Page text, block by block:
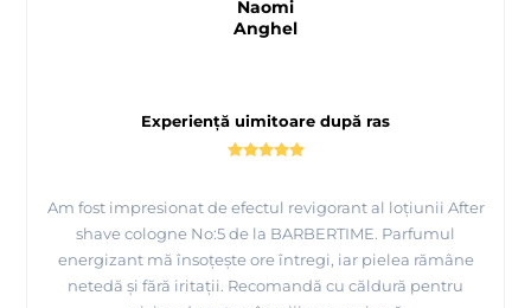
Experiență uimitoare după ras
Am fost impresionat de efectul revigorant al loțiunii After
shave cologne No:5 de la BARBERTIME. Parfumul
energizant mă însoțește ore întregi, iar pielea rămâne
netedă și fără iritații. Recomandă cu căldură pentru
Naomi
Anghel